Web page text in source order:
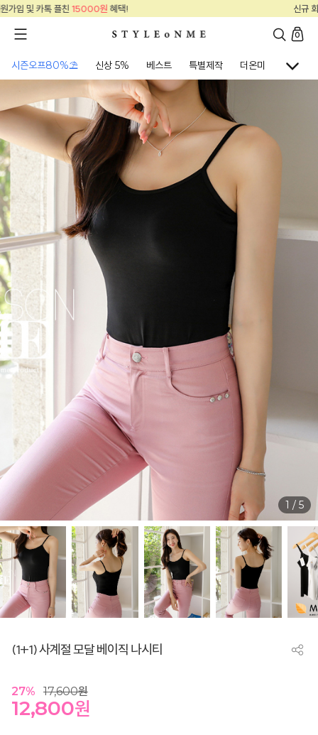
0
시즌오프80%⛱ 신상 5% 베스트 특별제작 더온미 골프웨어
1 / 5
(1+1) 사계절 모달 베이직 나시티
27% 17,600원
12,800원